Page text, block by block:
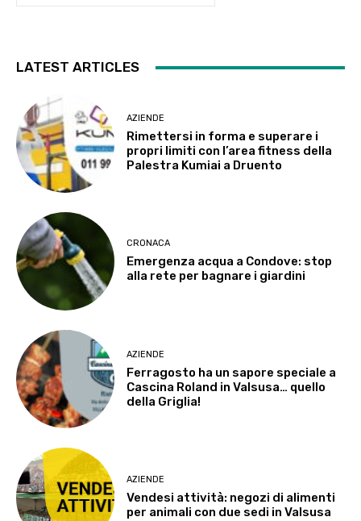
LATEST ARTICLES
AZIENDE
Rimettersi in forma e superare i
propri limiti con l’area fitness della
Palestra Kumiai a Druento
CRONACA
Emergenza acqua a Condove: stop
alla rete per bagnare i giardini
AZIENDE
Ferragosto ha un sapore speciale a
Cascina Roland in Valsusa… quello
della Griglia!
AZIENDE
Vendesi attività: negozi di alimenti
per animali con due sedi in Valsusa